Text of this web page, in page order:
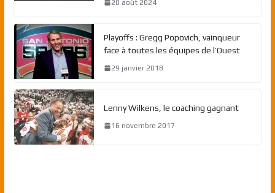
20 août 2024
Playoffs : Gregg Popovich, vainqueur
face à toutes les équipes de l’Ouest
29 janvier 2018
Lenny Wilkens, le coaching gagnant
16 novembre 2017